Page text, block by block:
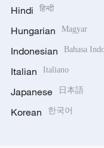
Hindi हिन्दी
Hungarian Magyar
Indonesian Bahasa
Italian Italiano
Japanese 日本語
Korean 한국어